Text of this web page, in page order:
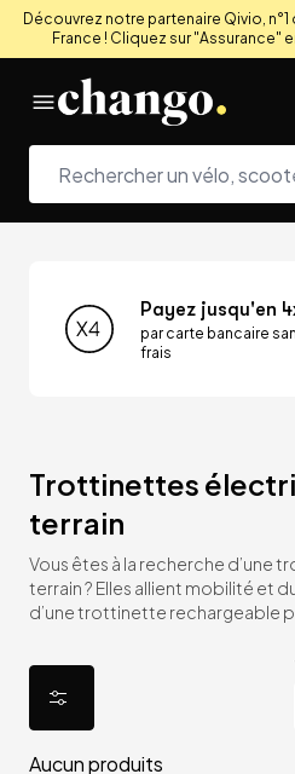
Découvrez notre partenaire Qivio,
France ! Cliquez sur "Assurance"
Payez jusqu'en
par carte bancaire
frais
Trottinettes
terrain
Vous êtes à la recherche
terrain ? Elles allient mobilité et
d’une trottinette rechargeable
Aucun produits